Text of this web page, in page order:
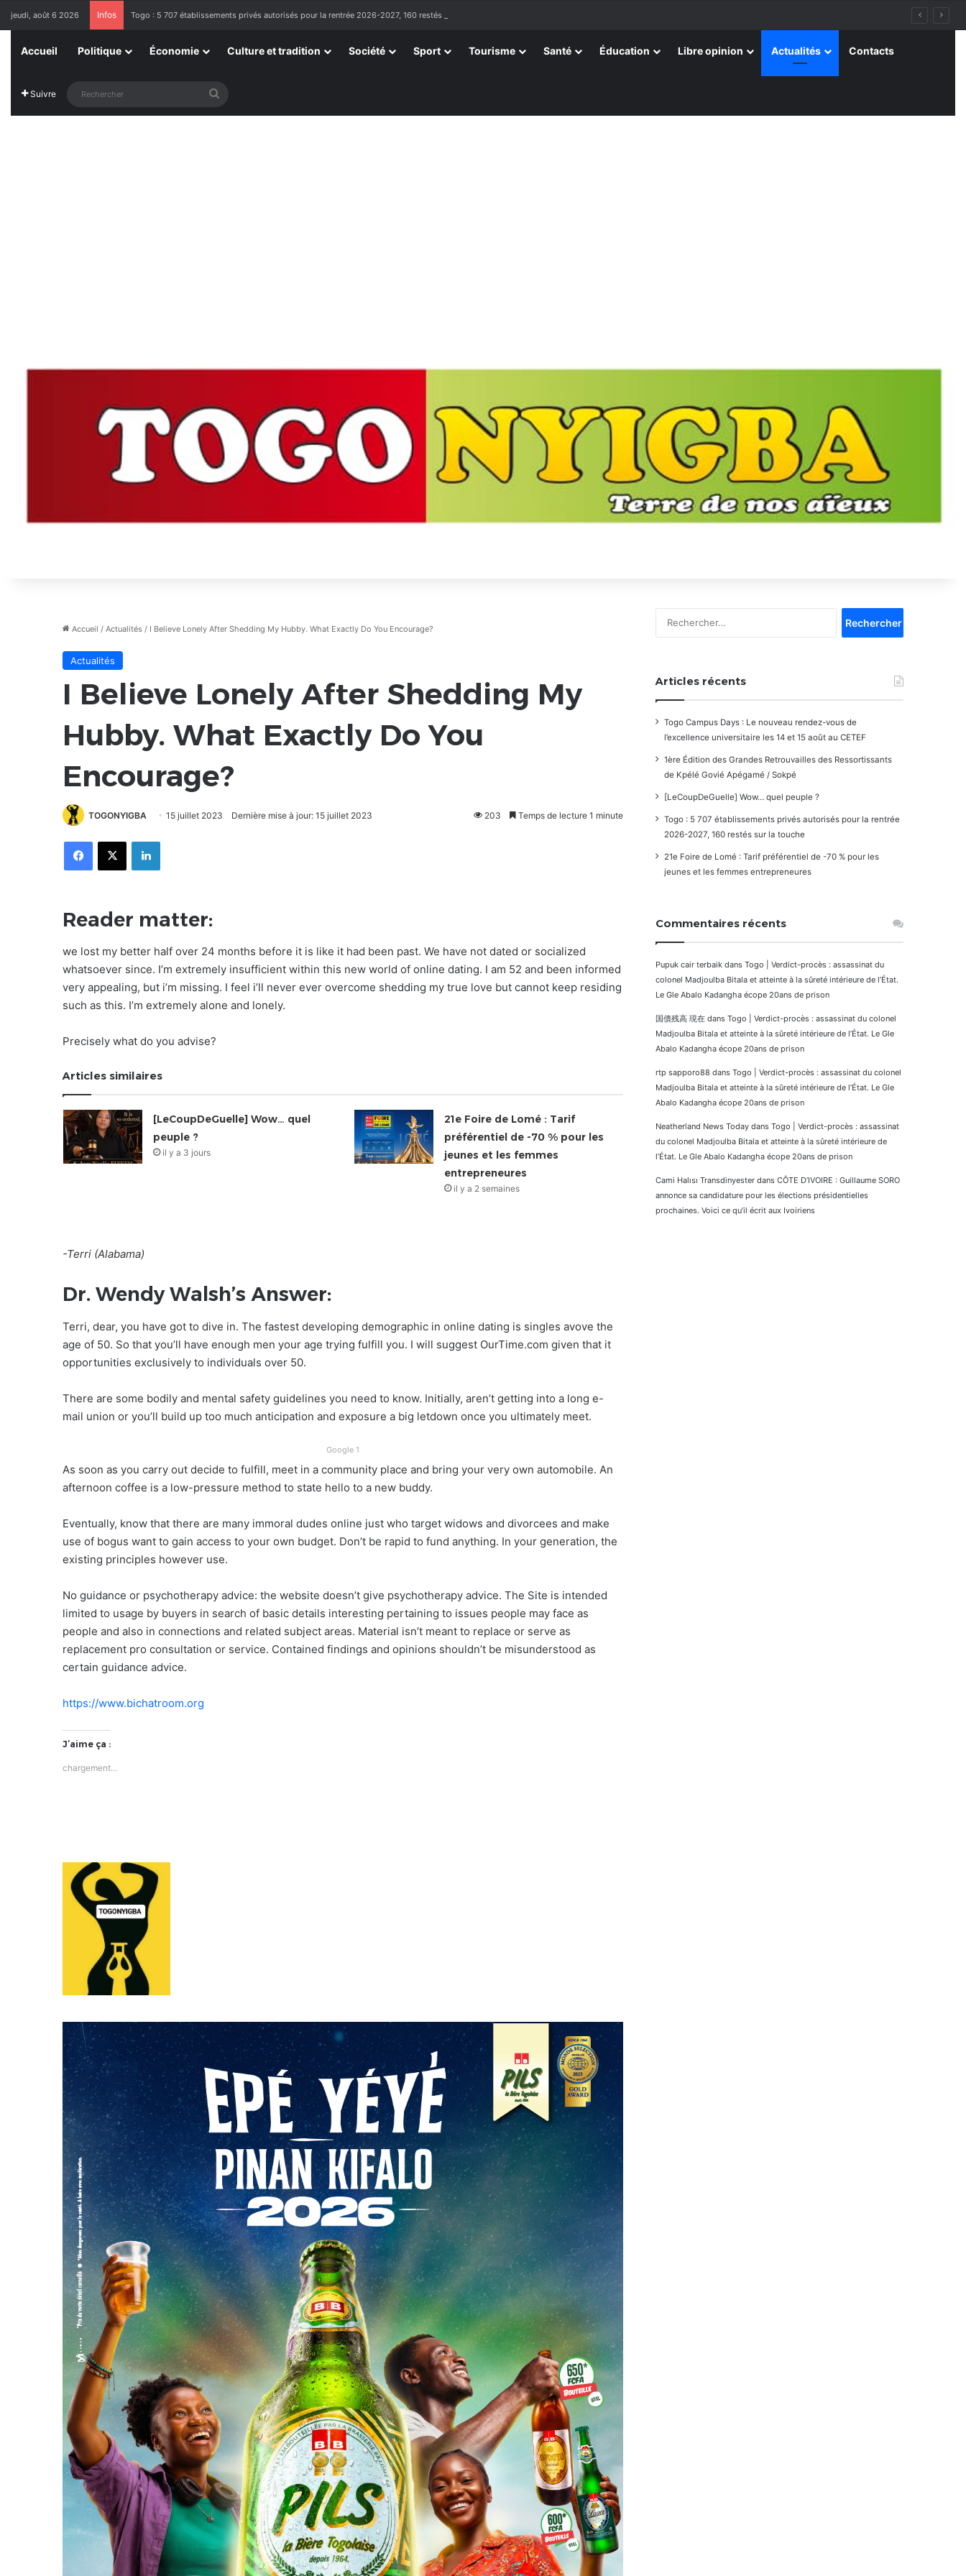
jeudi, août 6 2026 Infos Togo : 5 707 établissements privés autorisés pour la rentrée 2026-2027, 160 restés sur la touche
Accueil Politique Économie Culture et tradition Société Sport Tourisme Santé Éducation Libre opinion Actualités Contacts
Suivre
Accueil / Actualités / I Believe Lonely After Shedding My Hubby. What Exactly Do You Encourage?
Actualités
I Believe Lonely After Shedding My
Hubby. What Exactly Do You
Encourage?
TOGONYIGBA 15 juillet 2023 Dernière mise à jour: 15 juillet 2023 203 Temps de lecture 1 minute
FacebookX Linkedin
Reader matter:
we lost my better half over 24 months before it is like it had been past. We have not dated or socialized
whatsoever since. I’m extremely insufficient within this new world of online dating. I am 52 and been informed
very appealing, but i’m missing. I feel i’ll never ever overcome shedding my true love but cannot keep residing
such as this. I’m extremely alone and lonely.
Precisely what do you advise?
Articles similaires
[LeCoupDeGuelle] Wow… quel
peuple ?
il y a 3 jours
21e Foire de Lomé : Tarif
préférentiel de -70 % pour les
jeunes et les femmes
entrepreneures
il y a 2 semaines
-Terri (Alabama)
Dr. Wendy Walsh’s Answer:
Terri, dear, you have got to dive in. The fastest developing demographic in online dating is singles avove the
age of 50. So that you’ll have enough men your age trying fulfill you. I will suggest OurTime.com given that it
opportunities exclusively to individuals over 50.
There are some bodily and mental safety guidelines you need to know. Initially, aren’t getting into a long e-
mail union or you’ll build up too much anticipation and exposure a big letdown once you ultimately meet.
Google 1
As soon as you carry out decide to fulfill, meet in a community place and bring your very own automobile. An
afternoon coffee is a low-pressure method to state hello to a new buddy.
Eventually, know that there are many immoral dudes online just who target widows and divorcees and make
use of bogus want to gain access to your own budget. Don’t be rapid to fund anything. In your generation, the
existing principles however use.
No guidance or psychotherapy advice: the website doesn’t give psychotherapy advice. The Site is intended
limited to usage by buyers in search of basic details interesting pertaining to issues people may face as
people and also in connections and related subject areas. Material isn’t meant to replace or serve as
replacement pro consultation or service. Contained findings and opinions shouldn’t be misunderstood as
certain guidance advice.
https://www.bichatroom.org
J’aime ça :
chargement…
Articles récents
Togo Campus Days : Le nouveau rendez-vous de
l’excellence universitaire les 14 et 15 août au CETEF
1ère Édition des Grandes Retrouvailles des Ressortissants
de Kpélé Govié Apégamé / Sokpé
[LeCoupDeGuelle] Wow… quel peuple ?
Togo : 5 707 établissements privés autorisés pour la rentrée
2026-2027, 160 restés sur la touche
21e Foire de Lomé : Tarif préférentiel de -70 % pour les
jeunes et les femmes entrepreneures
Commentaires récents
Pupuk cair terbaik dans Togo | Verdict-procès : assassinat du
colonel Madjoulba Bitala et atteinte à la sûreté intérieure de l’État.
Le Gle Abalo Kadangha écope 20ans de prison
国債残高 現在 dans Togo | Verdict-procès : assassinat du colonel
Madjoulba Bitala et atteinte à la sûreté intérieure de l’État. Le Gle
Abalo Kadangha écope 20ans de prison
rtp sapporo88 dans Togo | Verdict-procès : assassinat du colonel
Madjoulba Bitala et atteinte à la sûreté intérieure de l’État. Le Gle
Abalo Kadangha écope 20ans de prison
Neatherland News Today dans Togo | Verdict-procès : assassinat
du colonel Madjoulba Bitala et atteinte à la sûreté intérieure de
l’État. Le Gle Abalo Kadangha écope 20ans de prison
Cami Halısı Transdinyester dans CÔTE D’IVOIRE : Guillaume SORO
annonce sa candidature pour les élections présidentielles
prochaines. Voici ce qu’il écrit aux Ivoiriens